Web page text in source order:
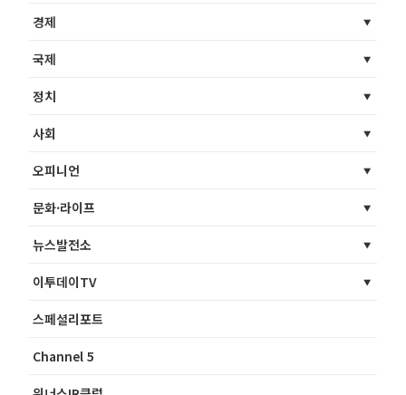
경제
국제
정치
사회
오피니언
문화·라이프
뉴스발전소
이투데이TV
스페셜리포트
Channel 5